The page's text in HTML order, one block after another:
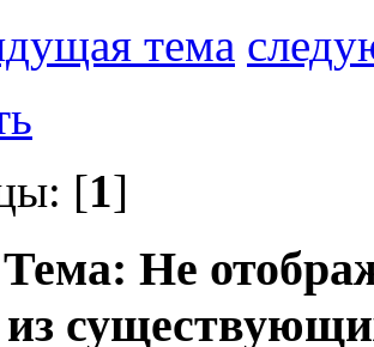
тема
[1]
Тема: Не
из